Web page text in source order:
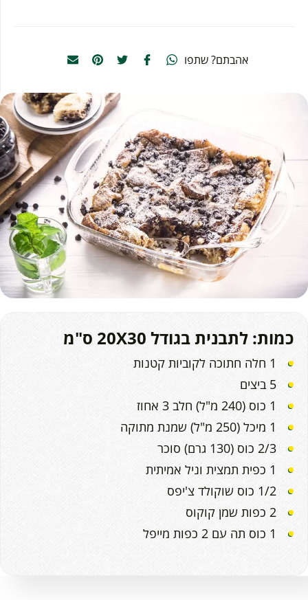
אהבתם? שתפו
כמות: לתבנית בגודל 20X30 ס"מ
1 חלה חתוכה לקוביות קטנות
5 ביצים
1 כוס (240 מ"ל) חלב 3 אחוז
1 מיכל (250 מ"ל) שמנת מתוקה
2/3 כוס (130 גרם) סוכר
1 כפית תמצית וניל אמיתית
1/2 כוס שוקולד צ'יפס
2 כפות שמן קוקוס
1 כוס תה עם 2 כפות מייפל